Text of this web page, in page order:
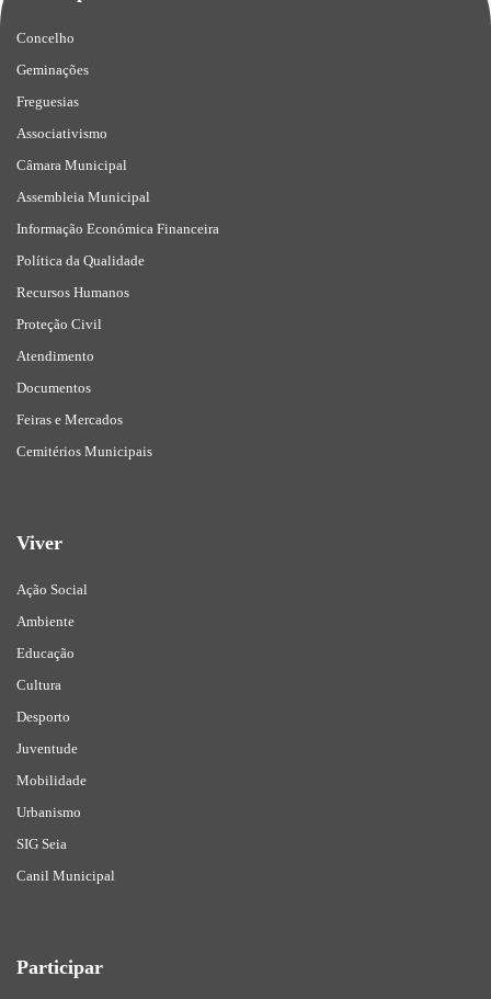
Concelho
Geminações
Freguesias
Associativismo
Câmara Municipal
Assembleia Municipal
Informação Económica Financeira
Política da Qualidade
Recursos Humanos
Proteção Civil
Atendimento
Documentos
Feiras e Mercados
Cemitérios Municipais
Viver
Ação Social
Ambiente
Educação
Cultura
Desporto
Juventude
Mobilidade
Urbanismo
SIG Seia
Canil Municipal
Participar